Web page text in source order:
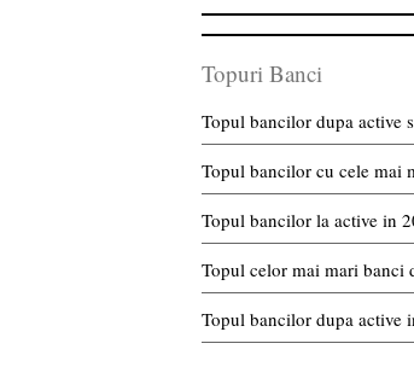
Topuri Banci
Topul bancilor dupa active
Topul bancilor cu cele mai
Topul bancilor la active in
Topul celor mai mari banci
Topul bancilor dupa active